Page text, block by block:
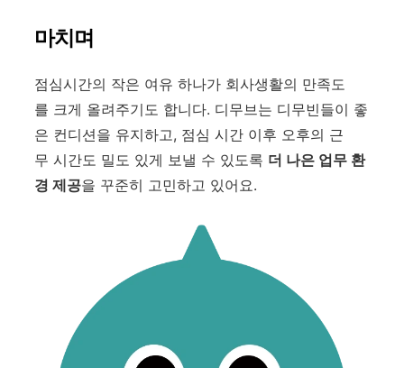
마치며
점심시간의 작은 여유 하나가 회사생활의 만족도
를 크게 올려주기도 합니다. 디무브는 디무빈들이 좋
은 컨디션을 유지하고, 점심 시간 이후 오후의 근
무 시간도 밀도 있게 보낼 수 있도록 더 나은 업무 환
경 제공을 꾸준히 고민하고 있어요.